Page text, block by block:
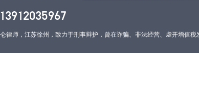
13912035967